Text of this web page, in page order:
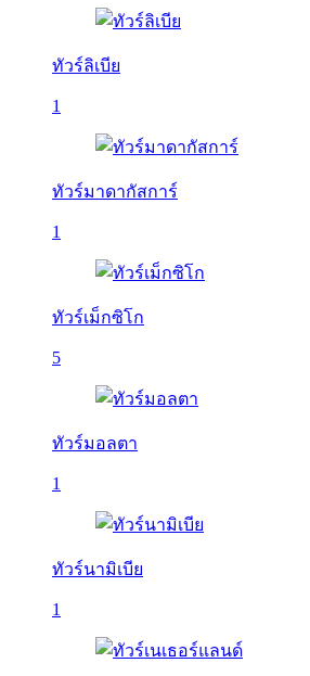
ทัวร์ลิเบีย
1
ทัวร์มาดากัสการ์
1
ทัวร์เม็กซิโก
5
ทัวร์มอลตา
1
ทัวร์นามิเบีย
1